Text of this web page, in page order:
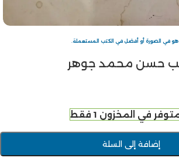
هو في الصورة أو أفضل في الكتب المستعملة.
حسن محمد جوهر
في المخزون 1 فقط
إضافة إلى السلة